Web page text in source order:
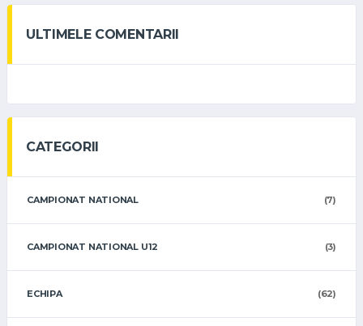
ULTIMELE COMENTARII
CATEGORII
CAMPIONAT NATIONAL (7)
CAMPIONAT NATIONAL U12 (3)
ECHIPA (62)